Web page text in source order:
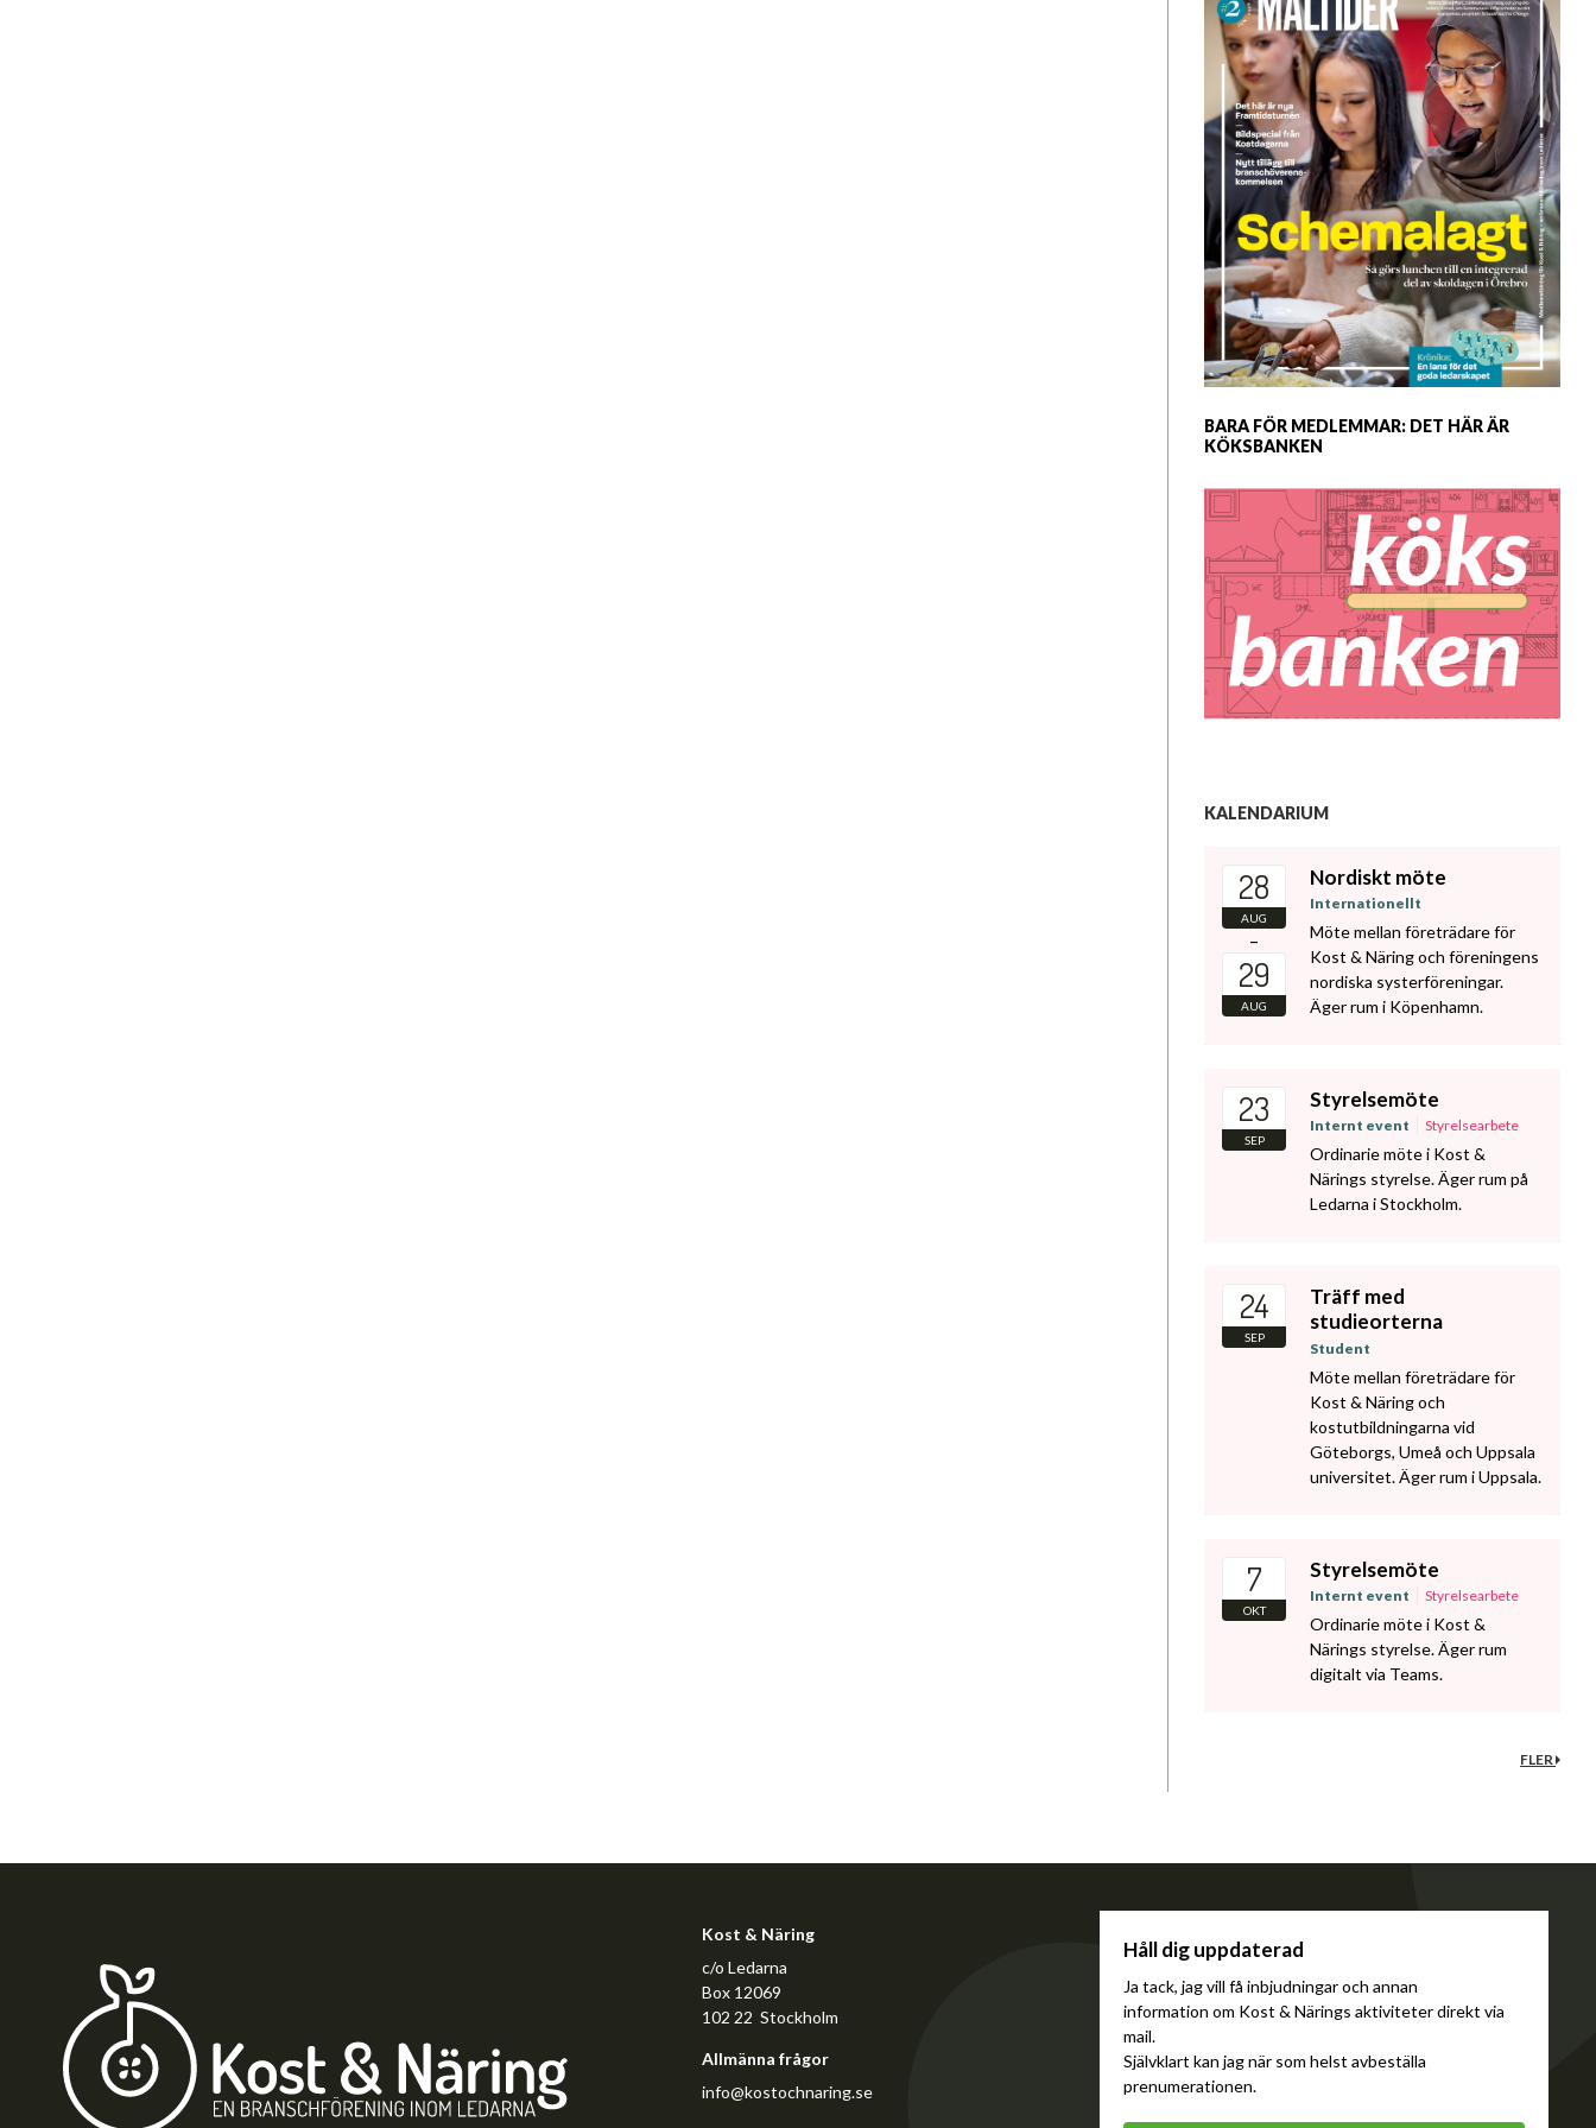
hela måltidskedjan fungerar.
Sista ansökningsdag är 2026-08-16
BARA FÖR MEDLEMMAR: DET HÄR ÄR
KÖKSBANKEN
KALENDARIUM
28
AUG
–
29
AUG
Nordiskt möte
Internationellt
Möte mellan företrädare för
Kost & Näring och föreningens
nordiska systerföreningar.
Äger rum i Köpenhamn.
23
SEP
Styrelsemöte
Internt event Styrelsearbete
Ordinarie möte i Kost &
Närings styrelse. Äger rum på
Ledarna i Stockholm.
24
SEP
Träff med
studieorterna
Student
Möte mellan företrädare för
Kost & Näring och
kostutbildningarna vid
Göteborgs, Umeå och Uppsala
universitet. Äger rum i Uppsala.
7
OKT
Styrelsemöte
Internt event Styrelsearbete
Ordinarie möte i Kost &
Närings styrelse. Äger rum
digitalt via Teams.
FLER
Håll dig uppdaterad
Ja tack, jag vill få inbjudningar och annan
information om Kost & Närings aktiviteter direkt via
mail.
Självklart kan jag när som helst avbeställa
prenumerationen.
Kost & Näring
c/o Ledarna
Box 12069
102 22 Stockholm
Allmänna frågor
info@kostochnaring.se